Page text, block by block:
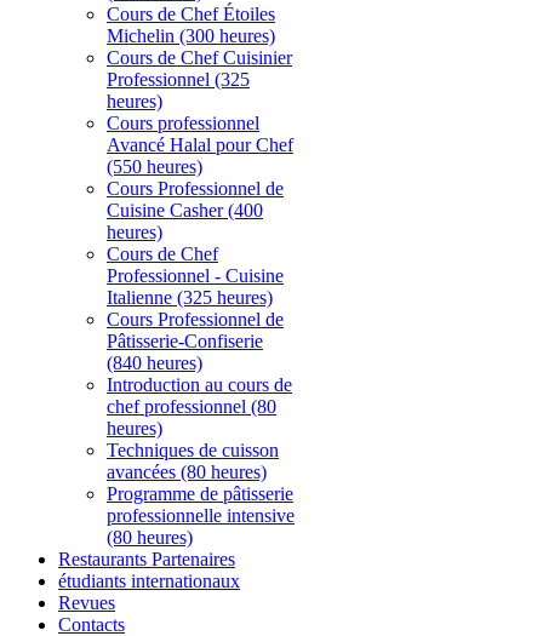
Cours de Chef Étoiles
Michelin (300 heures)
Cours de Chef Cuisinier
Professionnel (325
heures)
Cours professionnel
Avancé Halal pour Chef
(550 heures)
Cours Professionnel de
Cuisine Casher (400
heures)
Cours de Chef
Professionnel - Cuisine
Italienne (325 heures)
Cours Professionnel de
Pâtisserie-Confiserie
(840 heures)
Introduction au cours de
chef professionnel (80
heures)
Techniques de cuisson
avancées (80 heures)
Programme de pâtisserie
professionnelle intensive
(80 heures)
Restaurants Partenaires
étudiants internationaux
Revues
Contacts